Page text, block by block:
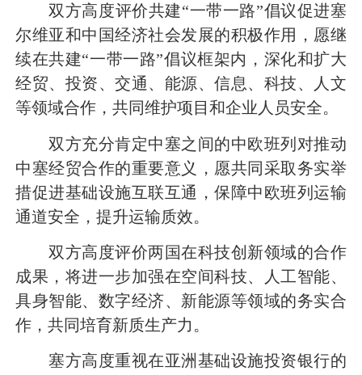
双方高度评价共建“一带一路”倡议促进塞
尔维亚和中国经济社会发展的积极作用，愿继
续在共建“一带一路”倡议框架内，深化和扩大
经贸、投资、交通、能源、信息、科技、人文
等领域合作，共同维护项目和企业人员安全。
双方充分肯定中塞之间的中欧班列对推动
中塞经贸合作的重要意义，愿共同采取务实举
措促进基础设施互联互通，保障中欧班列运输
通道安全，提升运输质效。
双方高度评价两国在科技创新领域的合作
成果，将进一步加强在空间科技、人工智能、
具身智能、数字经济、新能源等领域的务实合
作，共同培育新质生产力。
塞方高度重视在亚洲基础设施投资银行的